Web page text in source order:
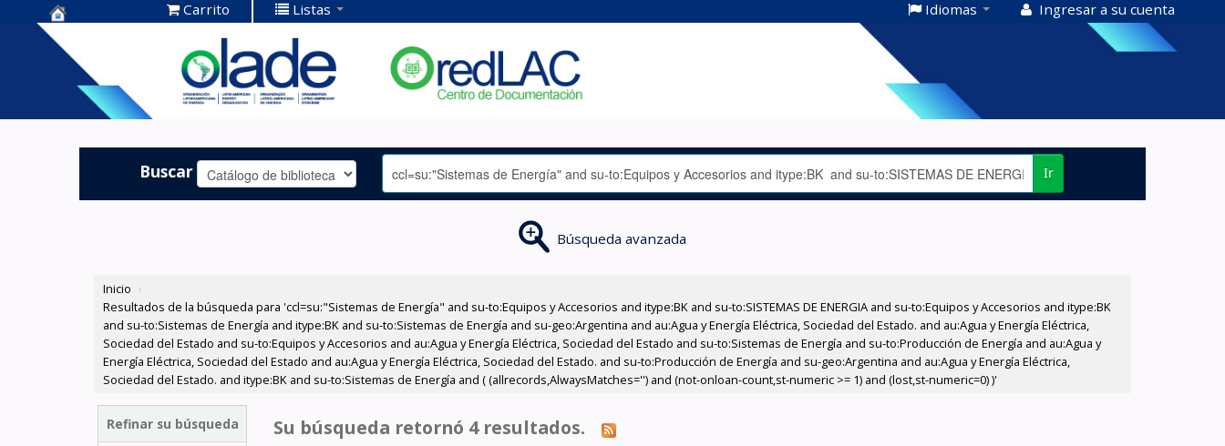
Centro de
Documentación
OLADE -
Carrito Listas Idiomas Ingresar a su cuenta
Buscar Ir
Búsqueda avanzada
Inicio ›
Resultados de la búsqueda para 'ccl=su:"Sistemas de Energía" and su-to:Equipos y Accesorios and itype:BK and su-to:SISTEMAS DE ENERGIA and su-to:Equipos y Accesorios and itype:BK
and su-to:Sistemas de Energía and itype:BK and su-to:Sistemas de Energía and su-geo:Argentina and au:Agua y Energía Eléctrica, Sociedad del Estado. and au:Agua y Energía Eléctrica,
Sociedad del Estado and su-to:Equipos y Accesorios and au:Agua y Energía Eléctrica, Sociedad del Estado and su-to:Sistemas de Energía and su-to:Producción de Energía and au:Agua y
Energía Eléctrica, Sociedad del Estado and au:Agua y Energía Eléctrica, Sociedad del Estado. and su-to:Producción de Energía and su-geo:Argentina and au:Agua y Energía Eléctrica,
Sociedad del Estado. and itype:BK and su-to:Sistemas de Energía and ( (allrecords,AlwaysMatches='') and (not-onloan-count,st-numeric >= 1) and (lost,st-numeric=0) )'
Refinar su búsqueda Su búsqueda retornó 4 resultados.